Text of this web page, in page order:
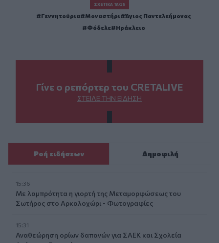
ΣΧΕΤΙΚΆ TAGS
Γεννητούρια Μοναστήρι
Άγιος Παντελεήμονας
Φόδελε
Ηράκλειο
Γίνε ο ρεπόρτερ του CRETALIVE
ΣΤΕΊΛΕ ΤΗΝ ΕΊΔΗΣΗ
Ροή ειδήσεων Δημοφιλή
15:36
Με λαμπρότητα η γιορτή της Μεταμορφώσεως του
Σωτήρος στο Αρκαλοχώρι - Φωτογραφίες
15:31
Αναθεώρηση ορίων δαπανών για ΣΑΕΚ και Σχολεία